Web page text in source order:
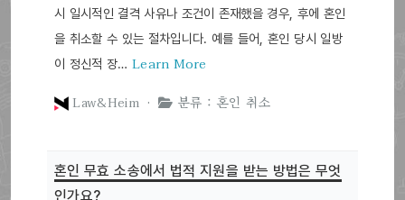
시 일시적인 결격 사유나 조건이 존재했을 경우, 후에 혼인
을 취소할 수 있는 절차입니다. 예를 들어, 혼인 당시 일방
이 정신적 장…Learn More
Law&Heim ·
분류 : 혼인 취소
혼인 무효 소송에서 법적 지원을 받는 방법은 무엇
인가요?